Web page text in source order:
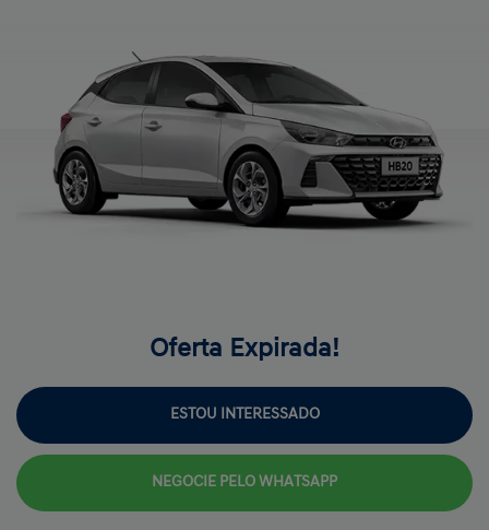
Oferta Expirada!
ESTOU INTERESSADO
NEGOCIE PELO WHATSAPP